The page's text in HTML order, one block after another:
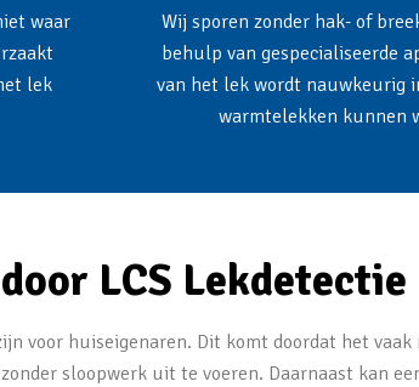
waar
lek
Wij sporen zonder hak- of
behulp van gespecialiseerde
van het lek wordt nauwkeurig
warmtelekken kunnen
LCS Lekdetectie
voor huiseigenaren. Dit komt doordat het vaak
sloopwerk uit te voeren. Daarnaast kan